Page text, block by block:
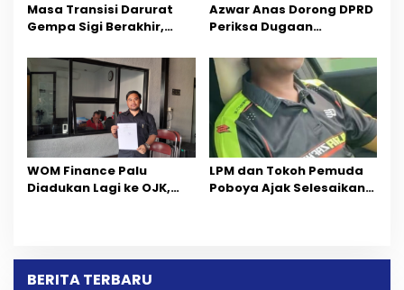
Masa Transisi Darurat
Gempa Sigi Berakhir,
Percepatan Pemulihan
Azwar Anas Dorong DPRD
Periksa Dugaan
Wilayah Tambang PT
CPM
‎WOM Finance Palu
Diadukan Lagi ke OJK,
Dipersoalkan ‎
LPM dan Tokoh Pemuda
Poboya Ajak Selesaikan
BERITA TERBARU